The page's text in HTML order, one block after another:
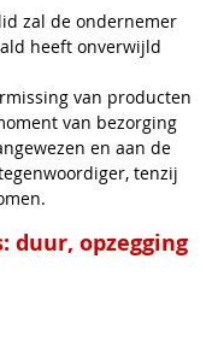
zal de ondernemer
heeft onverwijld
van producten
van bezorging
en aan de
tenzij
duur, opzegging